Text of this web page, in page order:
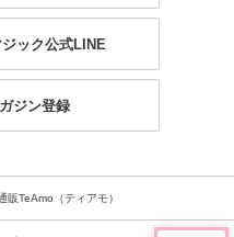
ック公式LINE
ジン登録
TeAmo（ティアモ）